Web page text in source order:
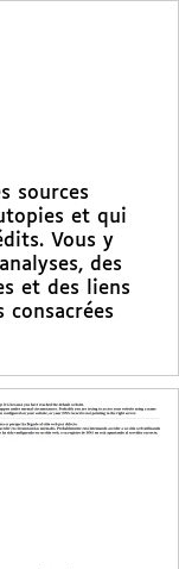
sources
et qui
Vous y
des
et des liens
consacrées